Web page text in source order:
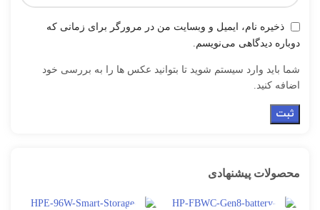
ذخیره نام، ایمیل و وبسایت من در مرورگر برای زمانی که
دوباره دیدگاهی می‌نویسم.
شما باید وارد سیستم شوید تا بتوانید عکس ها را به بررسی خود
اضافه کنید.
محصولات پیشنهادی